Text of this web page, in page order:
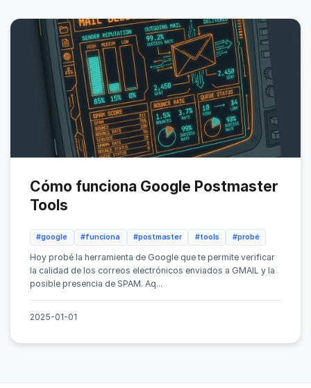
Cómo funciona Google Postmaster
Tools
#google #funciona #postmaster #tools #probé
Hoy probé la herramienta de Google que te permite verificar
la calidad de los correos electrónicos enviados a GMAIL y la
posible presencia de SPAM. Aq...
2025-01-01